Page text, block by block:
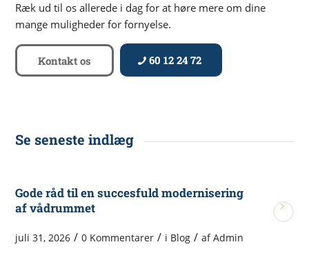
Ræk ud til os allerede i dag for at høre mere om dine
mange muligheder for fornyelse.
Kontakt os 60 12 24 72
Se seneste indlæg
Gode råd til en succesfuld modernisering
af vådrummet
juli 31, 2026 / 0 Kommentarer / i Blog / afAdmin